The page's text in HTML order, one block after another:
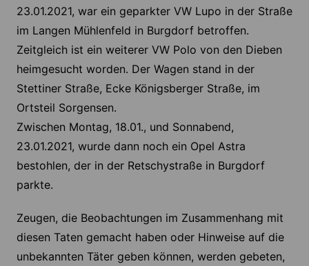
23.01.2021, war ein geparkter VW Lupo in der Straße
im Langen Mühlenfeld in Burgdorf betroffen.
Zeitgleich ist ein weiterer VW Polo von den Dieben
heimgesucht worden. Der Wagen stand in der
Stettiner Straße, Ecke Königsberger Straße, im
Ortsteil Sorgensen.
Zwischen Montag, 18.01., und Sonnabend,
23.01.2021, wurde dann noch ein Opel Astra
bestohlen, der in der Retschystraße in Burgdorf
parkte.
Zeugen, die Beobachtungen im Zusammenhang mit
diesen Taten gemacht haben oder Hinweise auf die
unbekannten Täter geben können, werden gebeten,